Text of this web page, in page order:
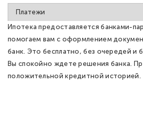
Платежи
Ипотека предоставляется банками-
помогаем вам с оформлением
банк. Это бесплатно, без очередей и
Вы спокойно ждете решения банка.
положительной кредитной историей.